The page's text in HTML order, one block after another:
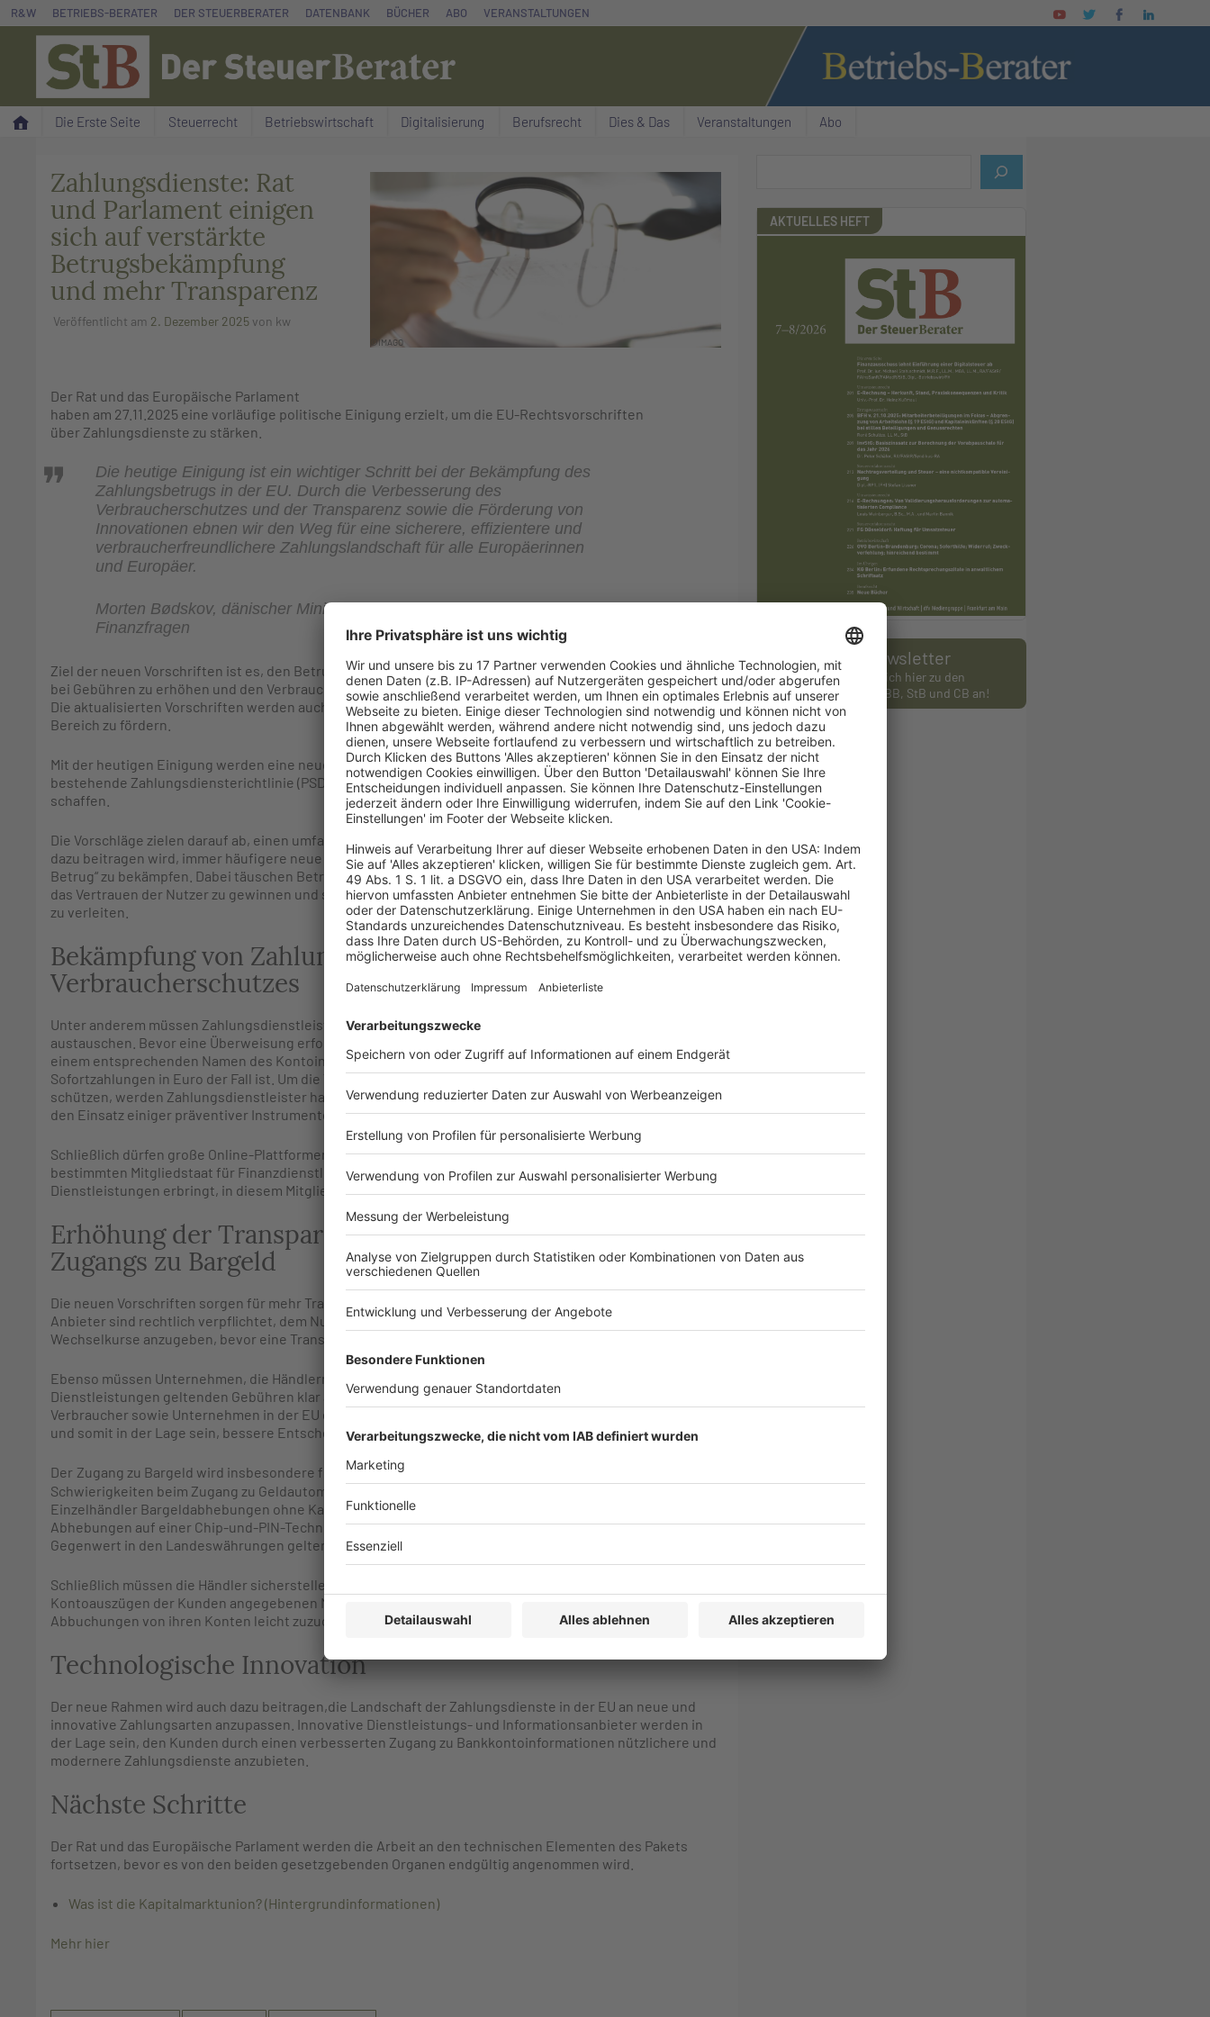
Zum
Inhalt
springen
R&W BETRIEBS-BERATER DER STEUERBERATER DATENBANK BÜCHER ABO VERANSTALTUNGEN
Die Erste Seite Steuerrecht Betriebswirtschaft Digitalisierung Berufsrecht Dies & Das Veranstaltungen Abo
©IMAGO
Zahlungsdienste: Rat
und Parlament einigen
sich auf verstärkte
Betrugsbekämpfung
und mehr Transparenz
Veröffentlicht am 2. Dezember 2025von kw
Der Rat und das Europäische Parlament
haben am 27.11.2025 eine vorläufige politische Einigung erzielt, um die EU-Rechtsvorschriften
über Zahlungsdienste zu stärken.
Die heutige Einigung ist ein wichtiger Schritt bei der Bekämpfung des
Zahlungsbetrugs in der EU. Durch die Verbesserung des
Verbraucherschutzes und der Transparenz sowie die Förderung von
Innovationen ebnen wir den Weg für eine sicherere, effizientere und
verbraucherfreundlichere Zahlungslandschaft für alle Europäerinnen
und Europäer.
Morten Bødskov, dänischer Minister für Industrie, Unternehmen und
Finanzfragen
Ziel der neuen Vorschriften ist es, den Betrug im Zahlungsverkehr besser zu bekämpfen, die Transparenz
bei Gebühren zu erhöhen und den Verbraucherschutz im Zahlungsdienstleistungssektor zu verbessern.
Die aktualisierten Vorschriften werden auch dazu beitragen, technologische Innovationen in diesem
Bereich zu fördern.
Mit der heutigen Einigung werden eine neue Verordnung über Zahlungsdienste geschaffen und die
bestehende Zahlungsdiensterichtlinie (PSD2) geändert, um einen modernen Rahmen für Zahlungen zu
schaffen.
Die Vorschläge zielen darauf ab, einen umfassenden Rahmen für die Betrugsbekämpfung zu schaffen, der
dazu beitragen wird, immer häufigere neue Formen von Zahlungsbetrug wie den sogenannten „Spoofing-
Betrug“ zu bekämpfen. Dabei täuschen Betrüger vor, Zahlungsdienstleister eines Kunden zu sein, um so
das Vertrauen der Nutzer zu gewinnen und sie zur Durchführung von betrügerischen Finanztransaktionen
zu verleiten.
Bekämpfung von Zahlungsbetrug und Verbesserung des
Verbraucherschutzes
Unter anderem müssen Zahlungsdienstleister Informationen in Bezug auf Betrug untereinander
austauschen. Bevor eine Überweisung erfolgen kann, müssen die IBAN-Nummern des Zahlungskontos mit
einem entsprechenden Namen des Kontoinhabers abgeglichen werden, wie dies bereits bei
Sofortzahlungen in Euro der Fall ist. Um die Verbraucher weiter zu
schützen, werden Zahlungsdienstleister haftbar gemacht, wenn sie ihren Verpflichtungen in Bezug auf
den Einsatz einiger präventiver Instrumente nicht nachkommen.
Schließlich dürfen große Online-Plattformen und Suchmaschinen nur dann bei Verbrauchern in einem
bestimmten Mitgliedstaat für Finanzdienstleistungen werben, wenn das Unternehmen, das diese
Dienstleistungen erbringt, in diesem Mitgliedstaat ordnungsgemäß reguliert und zugelassen ist.
Erhöhung der Transparenz und Verbesserung des
Zugangs zu Bargeld
Die neuen Vorschriften sorgen für mehr Transparenz bei Zahlungsvorgängen an Geldautomaten. Die
Anbieter sind rechtlich verpflichtet, dem Nutzer alle angewandten Gebühren und
Wechselkurse anzugeben, bevor eine Transaktion stattfinden kann.
Ebenso müssen Unternehmen, die Händlern Kartenzahlungssysteme anbieten, die für ihre
Dienstleistungen geltenden Gebühren klar angeben. Insgesamt werden die Verbraucherinnen und
Verbraucher sowie Unternehmen in der EU einen besseren Überblick über die geltenden Gebühren haben
und somit in der Lage sein, bessere Entscheidungen zu treffen.
Der Zugang zu Bargeld wird insbesondere für Menschen in ländlichen Gebieten, die möglicherweise
Schwierigkeiten beim Zugang zu Geldautomaten haben, verbessert. Nach dem neuen Rahmen können
Einzelhändler Bargeldabhebungen ohne Kauf anbieten. Um Missbrauch zu verhindern, werden solche
Abhebungen auf einer Chip-und-PIN-Technologie basieren und es soll eine Obergrenze von 150 € bzw. dem
Gegenwert in den Landeswährungen gelten.
Schließlich müssen die Händler sicherstellen, dass ihr üblicher Handelsname mit dem auf den
Kontoauszügen der Kunden angegebenen Namen übereinstimmt. Dies wird den Verbrauchern helfen,
Abbuchungen von ihren Konten leicht zuzuordnen, wodurch Verwirrungen vermieden werden können.
Technologische Innovation
Der neue Rahmen wird auch dazu beitragen,die Landschaft der Zahlungsdienste in der EU an neue und
innovative Zahlungsarten anzupassen. Innovative Dienstleistungs- und Informationsanbieter werden in
der Lage sein, den Kunden durch einen verbesserten Zugang zu Bankkontoinformationen nützlichere und
modernere Zahlungsdienste anzubieten.
Nächste Schritte
Der Rat und das Europäische Parlament werden die Arbeit an den technischen Elementen des Pakets
fortsetzen, bevor es von den beiden gesetzgebenden Organen endgültig angenommen wird.
Was ist die Kapitalmarktunion? (Hintergrundinformationen)
Mehr hier
AKTUELLES HEFT
Newsletter
Melden Sie sich hier zu den
Newslettern des BB, StB und CB an!